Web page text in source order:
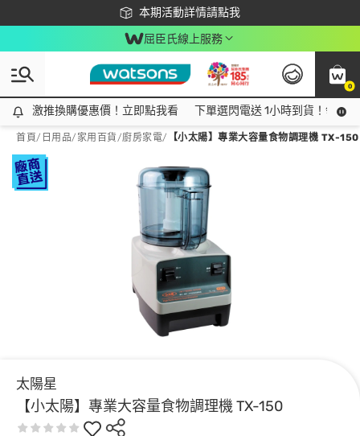
本期活動詳情請點我
下載app最高回饋$350
屈臣氏線上服務
0
激推換購優惠價！立即點我看
激推換購優惠價！立即點我看 下單選閃電送 1小時到貨！領神
首頁/ 日用品/ 家用百貨/廚房家電/ 【小太陽】專業大容量食物調理機 TX-150
太陽星
【小太陽】專業大容量食物調理機 TX-150